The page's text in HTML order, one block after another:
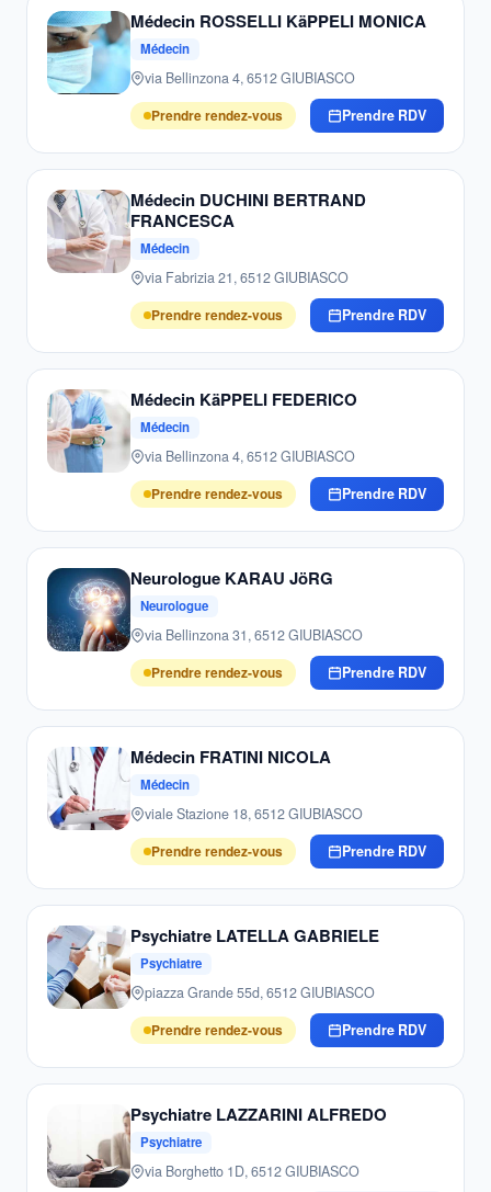
Médecin ROSSELLI KäPPELI MONICA
Médecin
via Bellinzona 4, 6512 GIUBIASCO
Prendre rendez-vous
Prendre RDV
Médecin DUCHINI BERTRAND
FRANCESCA
Médecin
via Fabrizia 21, 6512 GIUBIASCO
Prendre rendez-vous
Prendre RDV
Médecin KäPPELI FEDERICO
Médecin
via Bellinzona 4, 6512 GIUBIASCO
Prendre rendez-vous
Prendre RDV
Neurologue KARAU JöRG
Neurologue
via Bellinzona 31, 6512 GIUBIASCO
Prendre rendez-vous
Prendre RDV
Médecin FRATINI NICOLA
Médecin
viale Stazione 18, 6512 GIUBIASCO
Prendre rendez-vous
Prendre RDV
Psychiatre LATELLA GABRIELE
Psychiatre
piazza Grande 55d, 6512 GIUBIASCO
Prendre rendez-vous
Prendre RDV
Psychiatre LAZZARINI ALFREDO
Psychiatre
via Borghetto 1D, 6512 GIUBIASCO